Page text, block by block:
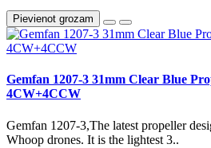
Pievienot grozam
Gemfan 1207-3 31mm Clear Blue
4CW+4CCW
Gemfan 1207-3,The latest propeller
Whoop drones. It is the lightest 3..